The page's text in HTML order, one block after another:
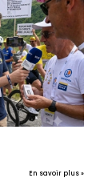
En savoir plus »